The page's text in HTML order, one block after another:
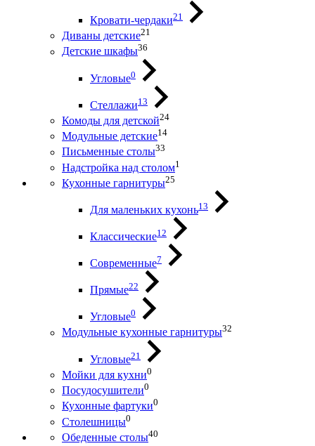
Кровати-чердаки21
Диваны детские21
Детские шкафы36
Угловые0
Стеллажи13
Комоды для детской24
Модульные детские14
Письменные столы33
Надстройка над столом1
Кухонные гарнитуры25
Для маленьких кухонь13
Классические12
Современные7
Прямые22
Угловые0
Модульные кухонные гарнитуры32
Угловые21
Мойки для кухни0
Посудосушители0
Кухонные фартуки0
Столешницы0
Обеденные столы40